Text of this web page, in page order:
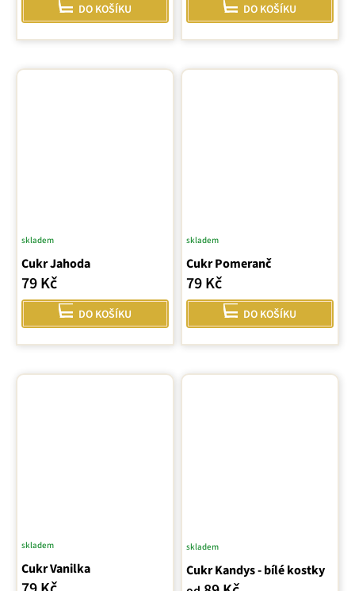
DO KOŠÍKU DO KOŠÍKU
Cukr Jahoda
skladem
79 Kč
DO KOŠÍKU
Cukr Pomeranč
skladem
79 Kč
DO KOŠÍKU
Cukr Vanilka
skladem
Cukr Kandys - bílé kostky
Průměrné
hodnocení
skladem